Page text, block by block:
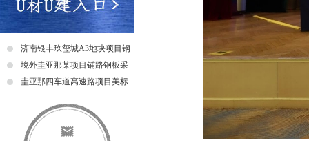
济南银丰玖玺城A3地块项目钢
爬梯采购及安装招标中标公示
境外圭亚那某项目铺路钢板采
购招标公告
圭亚那四车道高速路项目美标